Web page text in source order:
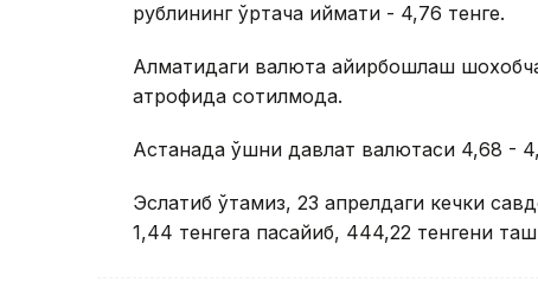
рублининг ўртача қиймати - 4,76 тенге.
Алматидаги валюта айирбошлаш
атрофида сотилмоқда.
Астанада қўшни давлат валютаси 4,68 -
Эслатиб ўтамиз, 23 апрелдаги кечки
1,44 тенгега пасайиб, 444,22 тенгени